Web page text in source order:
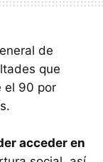
de
que
el 90 por
acceder en